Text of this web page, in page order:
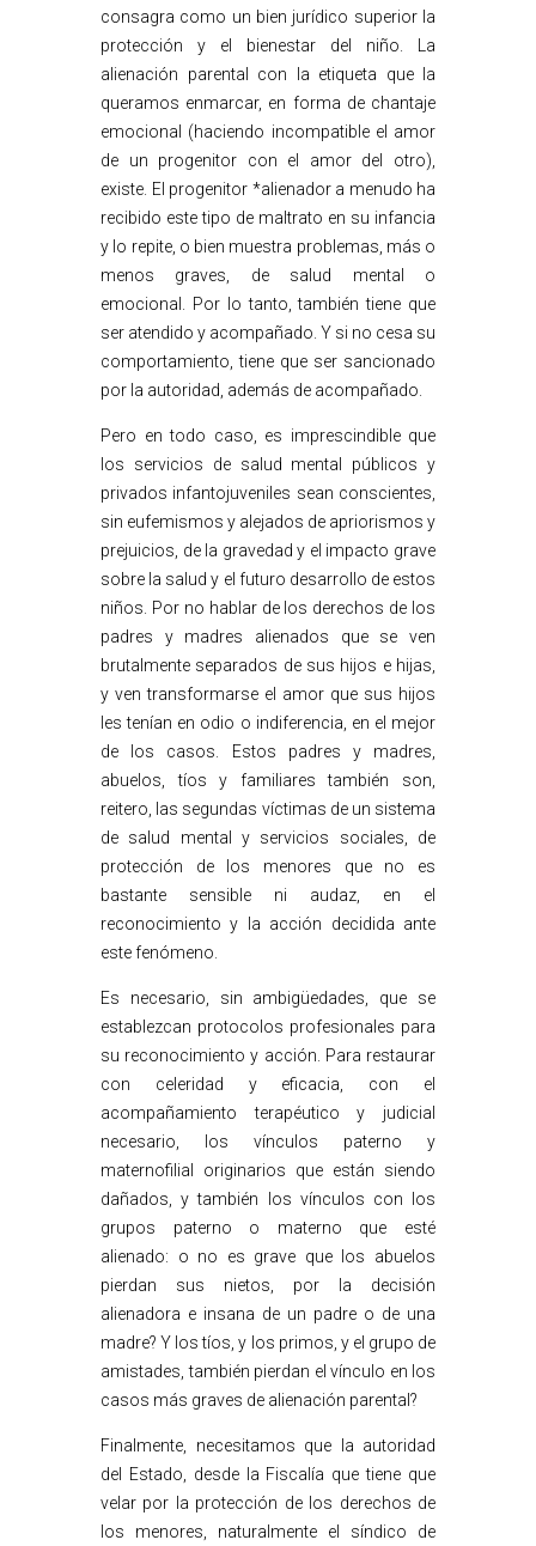
consagra como un bien jurídico superior la
protección y el bienestar del niño. La
alienación parental con la etiqueta que la
queramos enmarcar, en forma de chantaje
emocional (haciendo incompatible el amor
de un progenitor con el amor del otro),
existe. El progenitor *alienador a menudo ha
recibido este tipo de maltrato en su infancia
y lo repite, o bien muestra problemas, más o
menos graves, de salud mental o
emocional. Por lo tanto, también tiene que
ser atendido y acompañado. Y si no cesa su
comportamiento, tiene que ser sancionado
por la autoridad, además de acompañado.
Pero en todo caso, es imprescindible que
los servicios de salud mental públicos y
privados infantojuveniles sean conscientes,
sin eufemismos y alejados de apriorismos y
prejuicios, de la gravedad y el impacto grave
sobre la salud y el futuro desarrollo de estos
niños. Por no hablar de los derechos de los
padres y madres alienados que se ven
brutalmente separados de sus hijos e hijas,
y ven transformarse el amor que sus hijos
les tenían en odio o indiferencia, en el mejor
de los casos. Estos padres y madres,
abuelos, tíos y familiares también son,
reitero, las segundas víctimas de un sistema
de salud mental y servicios sociales, de
protección de los menores que no es
bastante sensible ni audaz, en el
reconocimiento y la acción decidida ante
este fenómeno.
Es necesario, sin ambigüedades, que se
establezcan protocolos profesionales para
su reconocimiento y acción. Para restaurar
con celeridad y eficacia, con el
acompañamiento terapéutico y judicial
necesario, los vínculos paterno y
maternofilial originarios que están siendo
dañados, y también los vínculos con los
grupos paterno o materno que esté
alienado: o no es grave que los abuelos
pierdan sus nietos, por la decisión
alienadora e insana de un padre o de una
madre? Y los tíos, y los primos, y el grupo de
amistades, también pierdan el vínculo en los
casos más graves de alienación parental?
Finalmente, necesitamos que la autoridad
del Estado, desde la Fiscalía que tiene que
velar por la protección de los derechos de
los menores, naturalmente el síndico de